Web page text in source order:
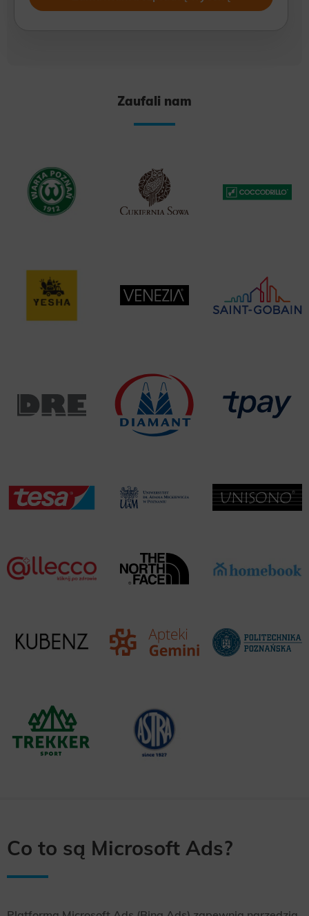
Oświadczam, że są mi znane cele przetwarzania danych
komputery, których jestem użytkownikiem końcowym
S.A., WeNet sp. z o.o., WebWave sp. z o.o. informacji
systemów wywołujących na podane w niniejszym
formularzu: adres poczty elektronicznej lub numer
telefonu. Przyjmuję do wiadomości, że zgoda udzielona
WeNet Group S.A., WeNet sp. z o.o., WebWave sp. z o.o.
Klienta tel. 22 457 30 95 lub email kontakt@wenet.pl
bez wpływu na zgodność z prawem przetwarzania,
którego dokonano na podstawie zgody przed jej
Zaufali nam
Co to są Microsoft Ads?